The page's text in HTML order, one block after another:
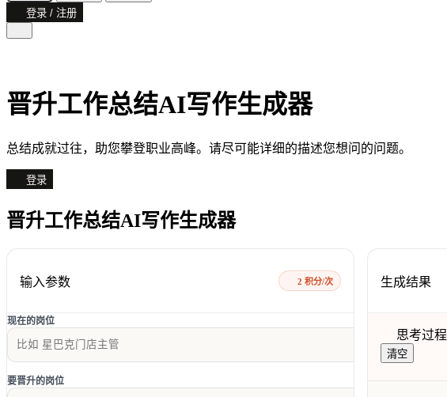
AI味诊断
文本纠错
文档识别
登录 / 注册
晋升工作总结AI写作生成器
总结成就过往，助您攀登职业高峰。请尽可能详细的描述您想问的问题。
登录
晋升工作总结AI写作生成器
输入参数 2 积分/次
现在的岗位
要晋升的岗位
生成结果
思考过程
清空